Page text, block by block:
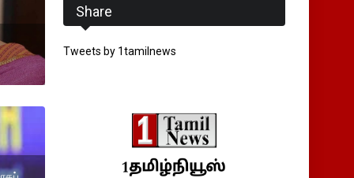
Share
Tweets by 1tamilnews